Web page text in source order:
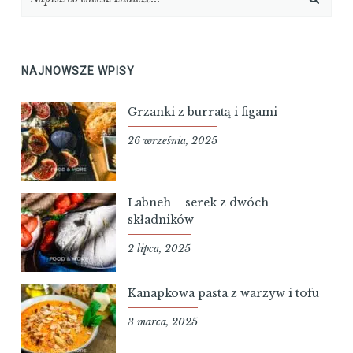
NAJNOWSZE WPISY
Grzanki z burratą i figami
26 września, 2025
Labneh – serek z dwóch
składników
2 lipca, 2025
Kanapkowa pasta z warzyw i tofu
3 marca, 2025